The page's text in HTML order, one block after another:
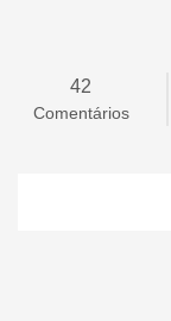
42
Comentários